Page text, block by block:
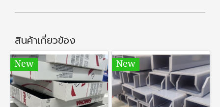
สินค้าเกี่ยวข้อง
New New